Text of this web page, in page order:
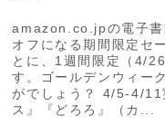
amazon.co.jpの電子書
オフになる期間限定セ
とに、1週間限定（4/
す。ゴールデンウィー
がでしょう？ 4/5-4/
ス』『どろろ』（カ...